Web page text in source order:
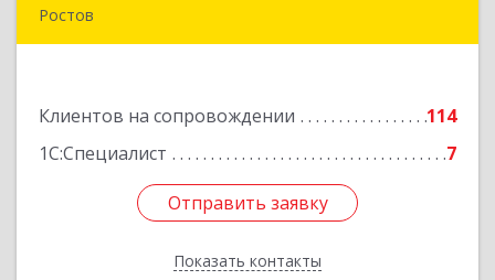
Ростов
Клиентов на сопровождении
114
1С:Специалист
7
Отправить заявку
Показать контакты
Подробнее
Отправить заявку
Назад